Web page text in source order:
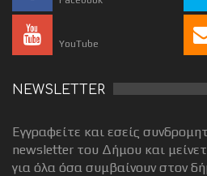
YouTube
NEWSLETTER
Εγγραφείτε και εσείς
newsletter του Δήμου και
για όλα όσα συμβαίνουν στον